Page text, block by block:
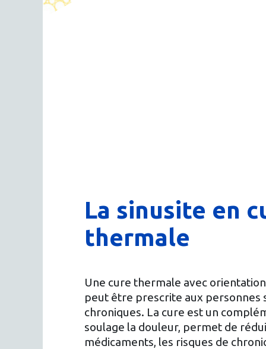
La sinusite en
thermale
Une cure thermale avec
peut être prescrite aux personnes
chroniques. La cure est un
soulage la douleur, permet de
médicaments, les risques de